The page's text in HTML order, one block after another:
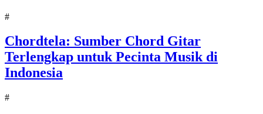
#
Chordtela: Sumber Chord Gitar
Terlengkap untuk Pecinta Musik di
Indonesia
#